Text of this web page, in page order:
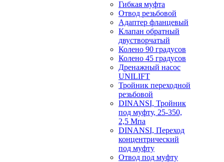
Гибкая муфта
Отвод резьбовой
Адаптер фланцевый
Клапан обратный
двустворчатый
Колено 90 градусов
Колено 45 градусов
Дренажный насос
UNILIFT
Тройник переходной
резьбовой
DINANSI, Тройник
под муфту, 25-350,
2,5 Мпа
DINANSI, Переход
концентрический
под муфту
Отвод под муфту